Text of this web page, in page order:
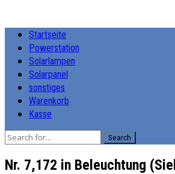
Startseite
Powerstation
Solarlampen
Solarpanel
sonstiges
Warenkorb
Kasse
Search
Nr. 7,172 in Beleuchtung